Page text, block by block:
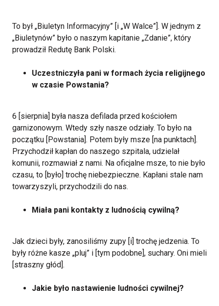
To był „Biuletyn Informacyjny” [i „W Walce”]. W jednym z
„Biuletynów” było o naszym kapitanie „Zdanie”, który
prowadził Redutę Bank Polski.
Uczestniczyła pani w formach życia religijnego
w czasie Powstania?
6 [sierpnia] była nasza defilada przed kościołem
garnizonowym. Wtedy szły nasze odziały. To było na
początku [Powstania]. Potem były msze [na punktach].
Przychodził kapłan do naszego szpitala, udzielał
komunii, rozmawiał z nami. Na oficjalne msze, to nie było
czasu, to [było] trochę niebezpieczne. Kapłani stale nam
towarzyszyli, przychodzili do nas.
Miała pani kontakty z ludnością cywilną?
Jak dzieci były, zanosiliśmy zupy [i] trochę jedzenia. To
były różne kasze „pluj” i [tym podobne], suchary. Oni mieli
[straszny głód].
Jakie było nastawienie ludności cywilnej?